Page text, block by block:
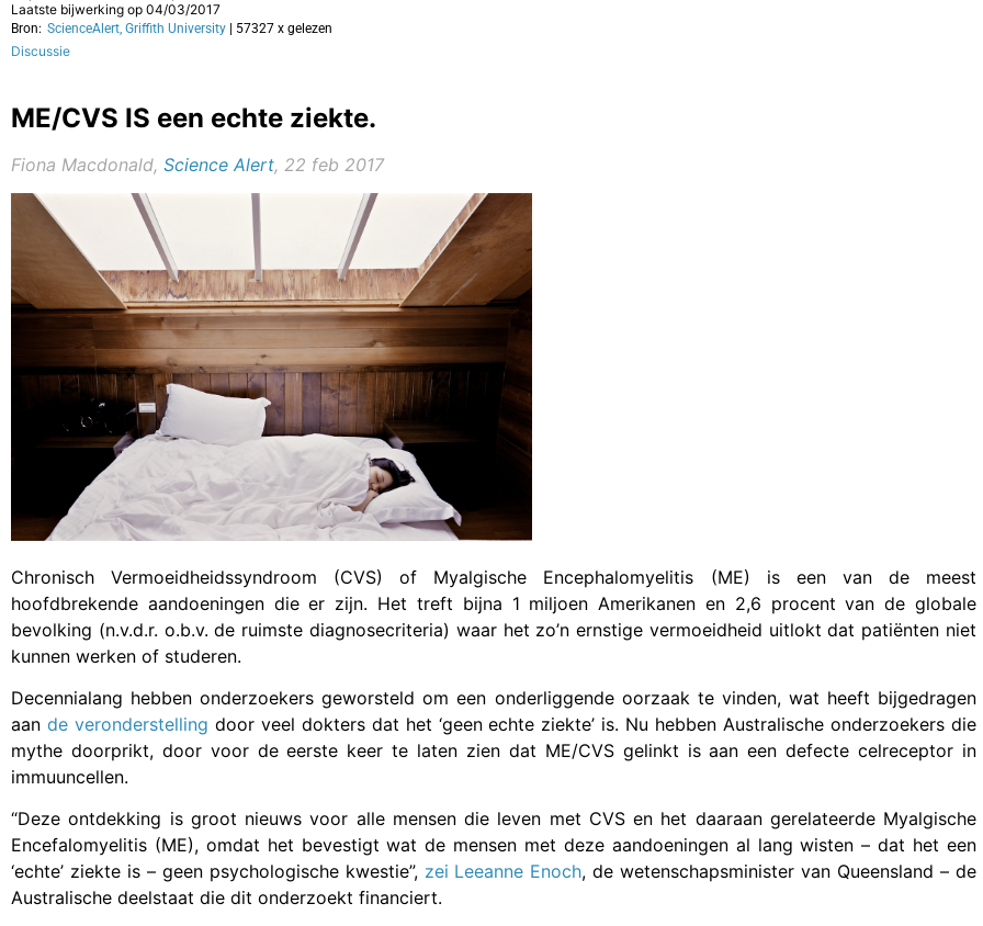
Laatste bijwerking op 04/03/2017
Bron: ScienceAlert, Griffith University | 57327 x gelezen
Discussie
ME/CVS IS een echte ziekte.
Fiona Macdonald, Science Alert, 22 feb 2017
Chronisch Vermoeidheidssyndroom (CVS) of Myalgische Encephalomyelitis (ME) is een van de meest
hoofdbrekende aandoeningen die er zijn. Het treft bijna 1 miljoen Amerikanen en 2,6 procent van de globale
bevolking (n.v.d.r. o.b.v. de ruimste diagnosecriteria) waar het zo’n ernstige vermoeidheid uitlokt dat patiënten niet
kunnen werken of studeren.
Decennialang hebben onderzoekers geworsteld om een onderliggende oorzaak te vinden, wat heeft bijgedragen
aan de veronderstelling door veel dokters dat het ‘geen echte ziekte’ is. Nu hebben Australische onderzoekers die
mythe doorprikt, door voor de eerste keer te laten zien dat ME/CVS gelinkt is aan een defecte celreceptor in
immuuncellen.
“Deze ontdekking is groot nieuws voor alle mensen die leven met CVS en het daaraan gerelateerde Myalgische
Encefalomyelitis (ME), omdat het bevestigt wat de mensen met deze aandoeningen al lang wisten – dat het een
‘echte’ ziekte is – geen psychologische kwestie”, zei Leeanne Enoch, de wetenschapsminister van Queensland – de
Australische deelstaat die dit onderzoekt financiert.